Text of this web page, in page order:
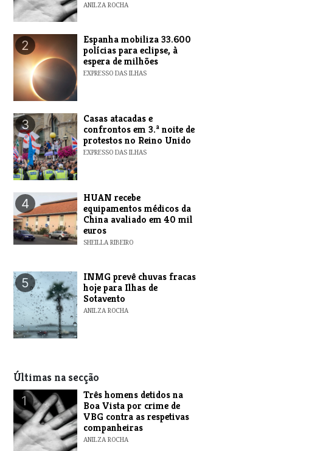
ANILZA ROCHA
2
Espanha mobiliza 33.600
polícias para eclipse, à
espera de milhões
EXPRESSO DAS ILHAS
3
Casas atacadas e
confrontos em 3.ª noite de
protestos no Reino Unido
EXPRESSO DAS ILHAS
4
HUAN recebe
equipamentos médicos da
China avaliado em 40 mil
euros
SHEILLA RIBEIRO
5
INMG prevê chuvas fracas
hoje para Ilhas de
Sotavento
ANILZA ROCHA
Últimas na secção
1
Três homens detidos na
Boa Vista por crime de
VBG contra as respetivas
companheiras
ANILZA ROCHA